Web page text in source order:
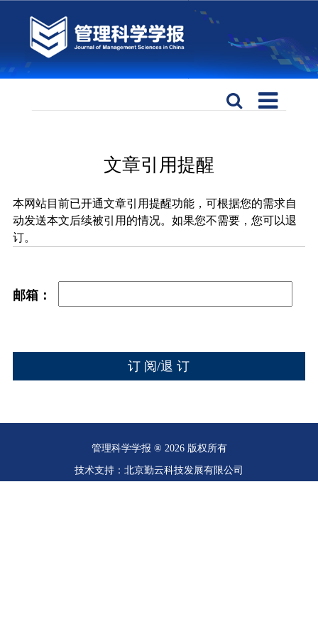
文章引用提醒
本网站目前已开通文章引用提醒功能，可根据您的需求自
动发送本文后续被引用的情况。如果您不需要，您可以退
订。
邮箱：
管理科学学报 ® 2026 版权所有
技术支持：北京勤云科技发展有限公司